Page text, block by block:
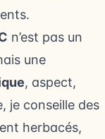
n’est pas un
une
, aspect,
je conseille des
herbacés,